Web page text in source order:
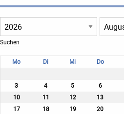
Mo Di Mi Do
3
4 5 6
10
11 12 13
17
18 19 20